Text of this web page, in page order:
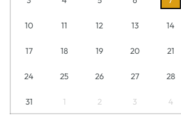
10 11 12 13 14
17 18 19 20 21
24 25 26 27 28
31 1 2 3 4